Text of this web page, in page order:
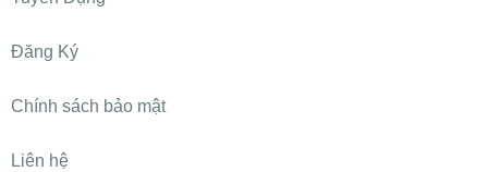
Đăng Ký
Chính sách bảo mật
Liên hệ